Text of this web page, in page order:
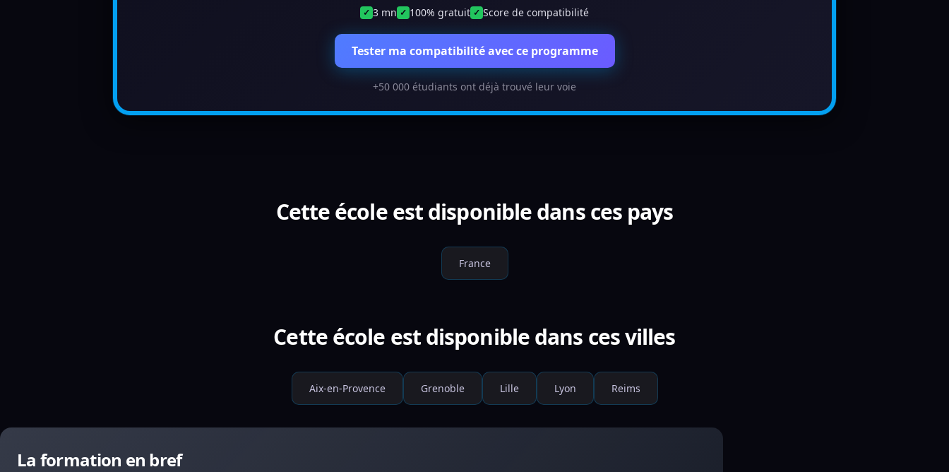
✓ 3 mn ✓ 100% gratuit ✓ Score de compatibilité
Tester ma compatibilité avec ce programme
+50 000 étudiants ont déjà trouvé leur voie
Cette école est disponible dans ces pays
France
Cette école est disponible dans ces villes
Aix-en-Provence Grenoble Lille Lyon Reims
La formation en bref